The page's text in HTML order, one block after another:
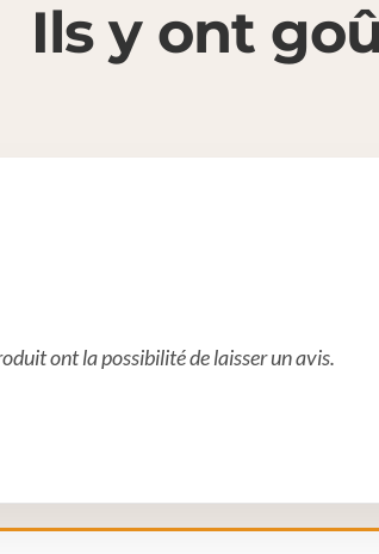
Ils y ont
ont la possibilité de laisser un avis.